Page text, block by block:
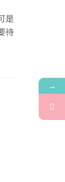
是
待
→